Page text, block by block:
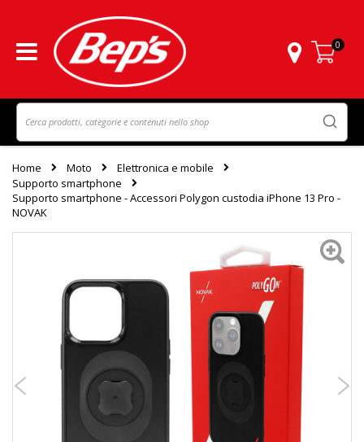
Carrello
0
Home Moto
Elettronica e mobile
Supporto smartphone
Supporto smartphone - Accessori Polygon custodia iPhone 13 Pro -
NOVAK